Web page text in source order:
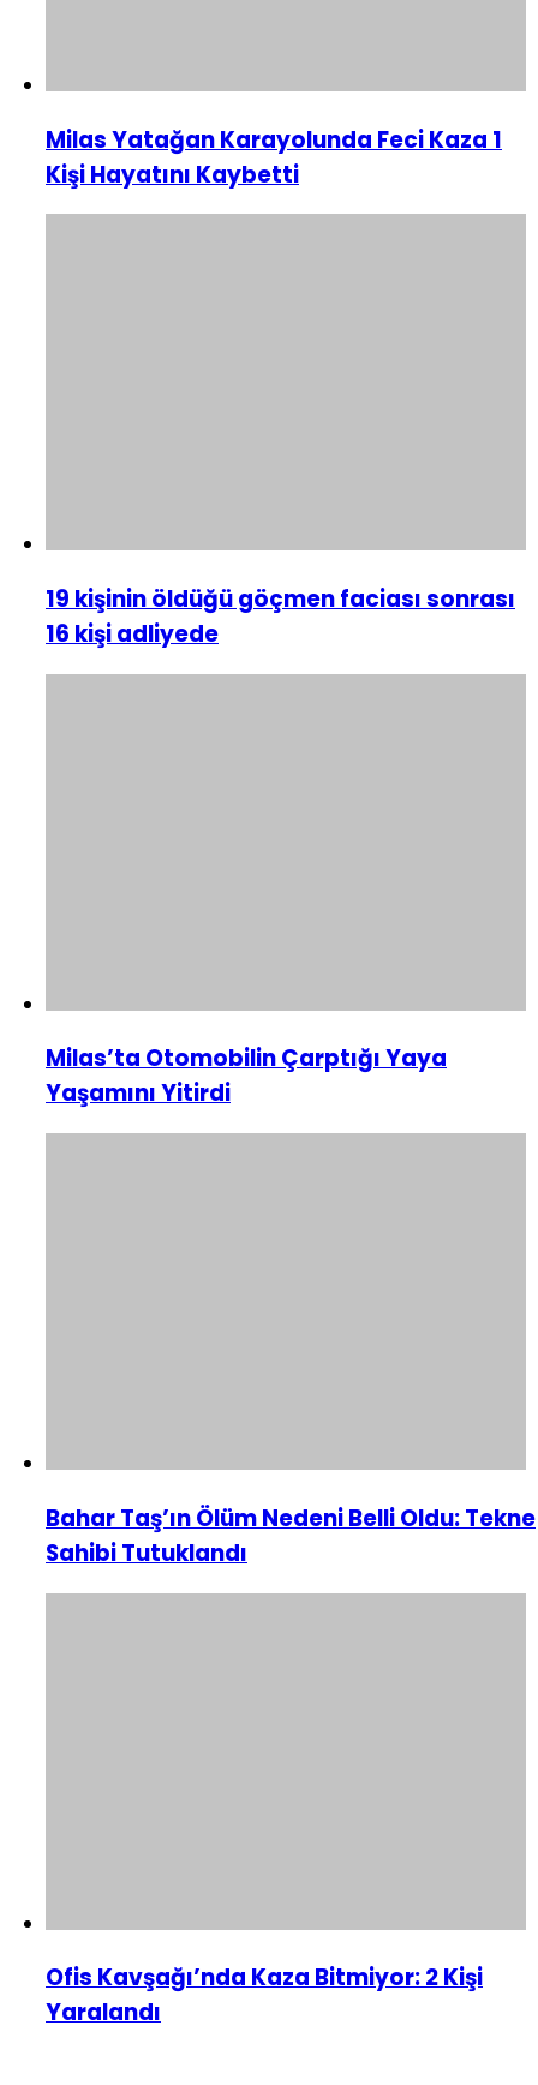
Milas Yatağan Karayolunda Feci Kaza 1
Kişi Hayatını Kaybetti
19 kişinin öldüğü göçmen faciası sonrası
16 kişi adliyede
Milas’ta Otomobilin Çarptığı Yaya
Yaşamını Yitirdi
Bahar Taş’ın Ölüm Nedeni Belli Oldu: Tekne
Sahibi Tutuklandı
Ofis Kavşağı’nda Kaza Bitmiyor: 2 Kişi
Yaralandı